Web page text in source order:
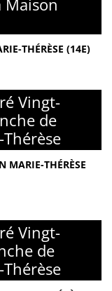
Maison
THÉRÈSE (14E)
Vingt-
de
MARIE-THÉRÈSE
Vingt-
de